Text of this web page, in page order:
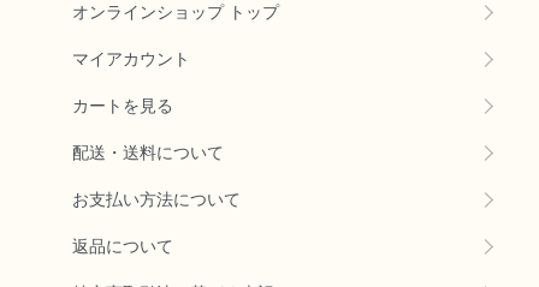
オンラインショップ トップ
マイアカウント
カートを見る
配送・送料について
お支払い方法について
返品について